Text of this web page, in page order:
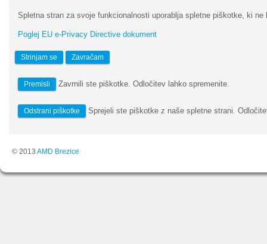
Spletna stran za svoje funkcionalnosti uporablja spletne piškotke, ki
Poglej EU e-Privacy Directive dokument
Strinjam se Zavračam
Premisli Zavrnili ste piškotke. Odločitev lahko spremenite.
Odstrani piškotke Sprejeli ste piškotke z naše spletne strani.
© 2013 AMD Brezice